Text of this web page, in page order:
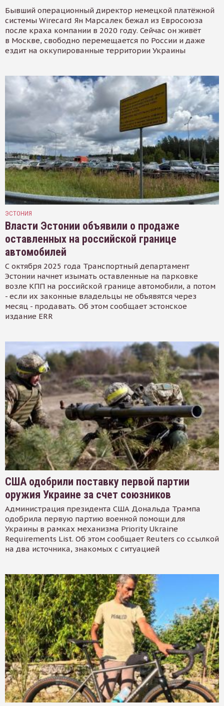
Бывший операционный директор немецкой платёжной
системы Wirecard Ян Марсалек бежал из Евросоюза
после краха компании в 2020 году. Сейчас он живёт
в Москве, свободно перемещается по России и даже
ездит на оккупированные территории Украины
ЭСТОНИЯ
Власти Эстонии объявили о продаже
оставленных на российской границе
автомобилей
С октября 2025 года Транспортный департамент
Эстонии начнет изымать оставленные на парковке
возле КПП на российской границе автомобили, а потом
- если их законные владельцы не объявятся через
месяц - продавать. Об этом сообщает эстонское
издание ERR
США одобрили поставку первой партии
оружия Украине за счет союзников
Администрация президента США Дональда Трампа
одобрила первую партию военной помощи для
Украины в рамках механизма Priority Ukraine
Requirements List. Об этом сообщает Reuters со ссылкой
на два источника, знакомых с ситуацией